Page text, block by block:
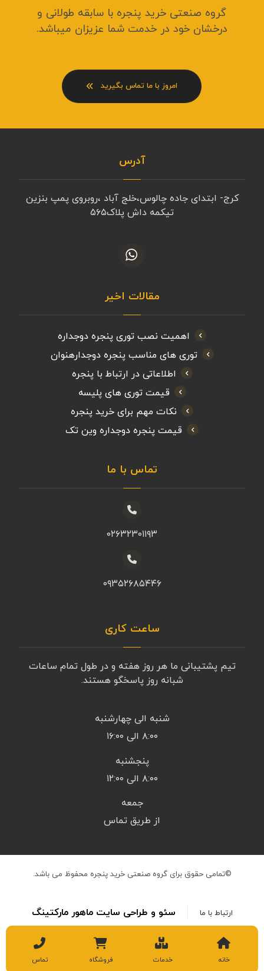
گروه صنعتی خرید پنجره با سابقه طولانی و
درخشان خود در خدمت شما عزیزان میباشد.
امروز با ما تماس بگیرید
آدرس
کرج- ابتدای جاده چالوس،خلج آباد ،روبروی پمپ بنزین
تیکمه داش پلاک۵۶۵
مقالات اخیر
اهمیت نصب توری پنجره دوجداره
توری های مناسب پنجره دوجدارهنوان
اطلاعاتی در ارتباط با پنجره
قیمت توری های پلیسه
نکات مهم برای خرید پنجره
قیمت پنجره دوجداره وین تک
تماس با ما
۰۲۶۳۲۳۰۱۱۹۳
۰۹۳۵۲۶۸۵۴۴۶
ساعت کاری
تیم پشتیبانی ما هر روز هفته و در طول تمام ساعات
شبانه روز پاسخگو هستند.
شنبه الی چهارشنبه
۸:۰۰ الی ۱۶:۰۰
پنجشنبه
۸:۰۰ الی ۱۲:۰۰
جمعه
از طریق تماس
©تمامی حقوق برای گروه صنعتی خرید پنجره محفوظ می باشد.
ارتباط با ما سئو و طراحی سایت ماهور مارکتینگ
خانه خدمات فروشگاه تماس